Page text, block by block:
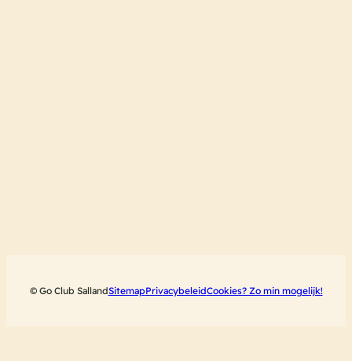
© Go Club SallandSitemapPrivacybeleidCookies? Zo min mogelijk!